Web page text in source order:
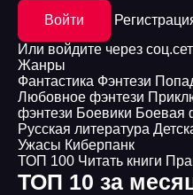
Войти
Или войдите через
Жанры
Фантастика Фэнтези
Любовное фэнтези
фэнтези Боевики Боевая
Русская литература
Ужасы Киберпанк
ТОП 100 Читать книги
ТОП 10 за